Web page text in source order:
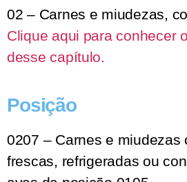
02 – Carnes e miudezas,
Clique aqui para conhecer
desse capítulo.
Posição
0207 – Carnes e miudezas
frescas, refrigeradas ou